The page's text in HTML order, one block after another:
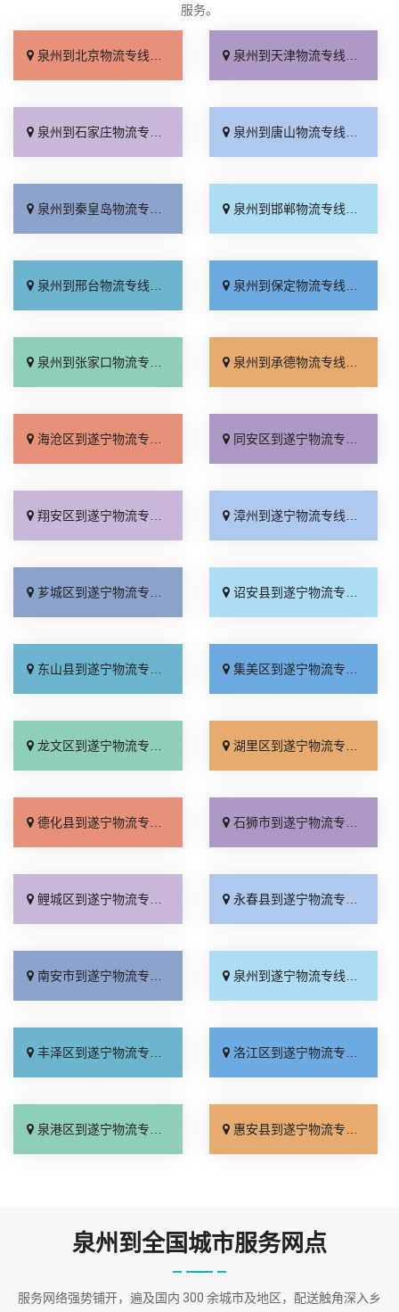
服务。
泉州到北京物流专线_几天到达「按时送达」 泉州到天津物流专线_运价查询「实时跟踪 」
泉州到石家庄物流专线_无需中转「来电咨询」 泉州到唐山物流专线_直达特快专线「市县闪送」
泉州到秦皇岛物流专线_直通专线「高效快运」 泉州到邯郸物流专线_合理收费「零担配货」
泉州到邢台物流专线_天天发车「高速快运」 泉州到保定物流专线_快运有保障「一站直达」
泉州到张家口物流专线_直达特快专线「门到门接送」 泉州到承德物流专线_直达到站「运费多少」
海沧区到遂宁物流专线_多年经验「准时到货」 同安区到遂宁物流专线_计费标准「要多少钱」
翔安区到遂宁物流专线_一站直达「送货到门」 漳州到遂宁物流专线_多少公里「全境到达」
芗城区到遂宁物流专线_全境派送「门到门接送」 诏安县到遂宁物流专线_高效运输「运价行情」
东山县到遂宁物流专线_保证时效「送货到门」 集美区到遂宁物流专线_运价查询「送货上门」
龙文区到遂宁物流专线_运价行情「合理收费」 湖里区到遂宁物流专线_直达特快专线「多久时间」
德化县到遂宁物流专线_专线快运「怎么收费」 石狮市到遂宁物流专线_全境派送「全境配送」
鲤城区到遂宁物流专线_几天到达「物流拼车」 永春县到遂宁物流专线_高速快运「实时反馈」
南安市到遂宁物流专线_诚信为先「损坏理赔」 泉州到遂宁物流专线_全程定位「高效运输」
丰泽区到遂宁物流专线_怎么收费「合同承运」 洛江区到遂宁物流专线_全程直达「直达不中转」
泉港区到遂宁物流专线_价位合理「直通专线」 惠安县到遂宁物流专线_运价行情「收费标准」
泉州到全国城市服务网点
服务网络强势铺开，遍及国内 300 余城市及地区，配送触角深入乡